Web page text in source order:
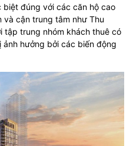
đúng với các căn hộ cao
cận trung tâm như Thu
tập trung nhóm khách thuê có
hưởng bởi các biến động